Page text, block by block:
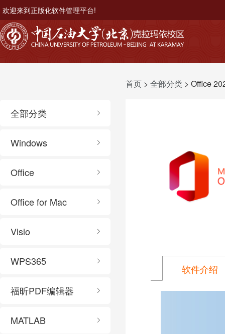
欢迎来到正版化软件管理平台!
全部分类
Windows
Office
Office for Mac
Visio
WPS365
福昕PDF编辑器
MATLAB
首页 > 全部分类 > Office
软件介绍